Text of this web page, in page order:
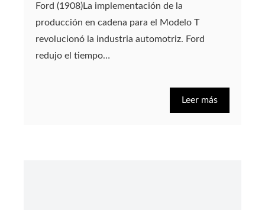
Ford (1908)La implementación de la
producción en cadena para el Modelo T
revolucionó la industria automotriz. Ford
redujo el tiempo…
Leer más